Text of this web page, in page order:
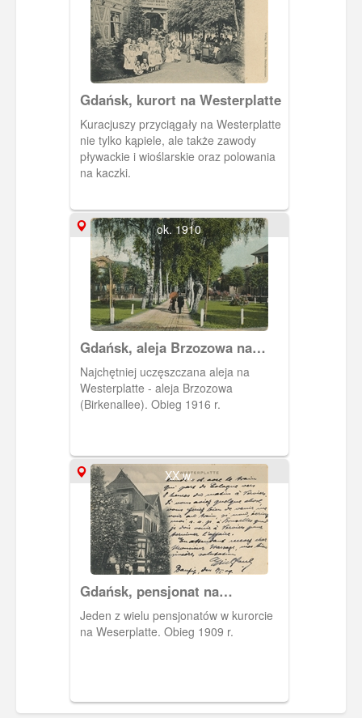
Gdańsk, kurort na Westerplatte
Kuracjuszy przyciągały na Westerplatte
nie tylko kąpiele, ale także zawody
pływackie i wioślarskie oraz polowania
na kaczki.
ok. 1910
Gdańsk, aleja Brzozowa na
Westerplatte
Najchętniej uczęszczana aleja na
Westerplatte - aleja Brzozowa
(Birkenallee). Obieg 1916 r.
XX w.
Gdańsk, pensjonat na
Westerplatte
Jeden z wielu pensjonatów w kurorcie
na Weserplatte. Obieg 1909 r.